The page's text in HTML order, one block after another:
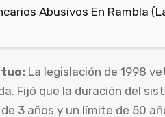
Abusivos En Rambla
La legislación de 1998
Fijó que la duración del
3 años y un límite de 50